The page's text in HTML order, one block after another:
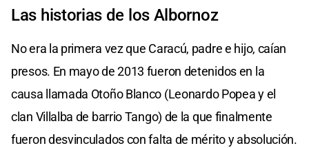
Las historias de los Albornoz
No era la primera vez que Caracú, padre e hijo, caían
presos. En mayo de 2013 fueron detenidos en la
causa llamada Otoño Blanco (Leonardo Popea y el
clan Villalba de barrio Tango) de la que finalmente
fueron desvinculados con falta de mérito y absolución.